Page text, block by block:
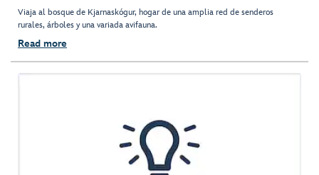
Viaja al bosque de Kjarnaskógur, hogar de una amplia red de senderos
rurales, árboles y una variada avifauna.
Read more